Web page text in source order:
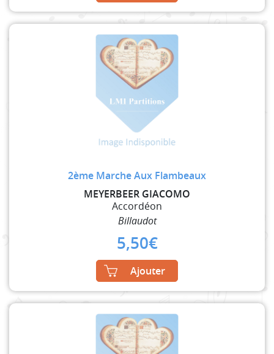
2ème Marche Aux Flambeaux
MEYERBEER GIACOMO
Accordéon
Billaudot
5,50€
Ajouter